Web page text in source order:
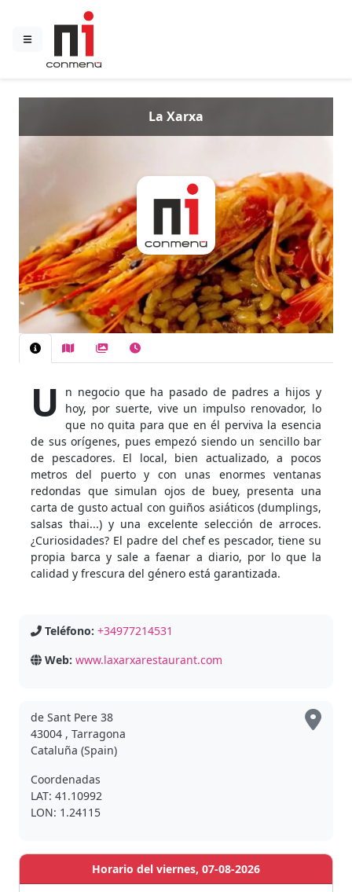
La Xarxa
U
n negocio que ha pasado de padres a hijos y
hoy, por suerte, vive un impulso renovador, lo
que no quita para que en él perviva la esencia
de sus orígenes, pues empezó siendo un sencillo bar
de pescadores. El local, bien actualizado, a pocos
metros del puerto y con unas enormes ventanas
redondas que simulan ojos de buey, presenta una
carta de gusto actual con guiños asiáticos (dumplings,
salsas thai...) y una excelente selección de arroces.
¿Curiosidades? El padre del chef es pescador, tiene su
propia barca y sale a faenar a diario, por lo que la
calidad y frescura del género está garantizada.
Teléfono: +34977214531
Web: www.laxarxarestaurant.com
de Sant Pere 38
43004 , Tarragona
Cataluña (Spain)
Coordenadas
LAT: 41.10992
LON: 1.24115
Horario del viernes, 07-08-2026